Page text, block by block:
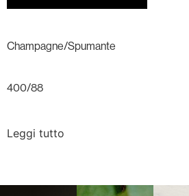
Champagne/Spumante
400/88
Leggi tutto